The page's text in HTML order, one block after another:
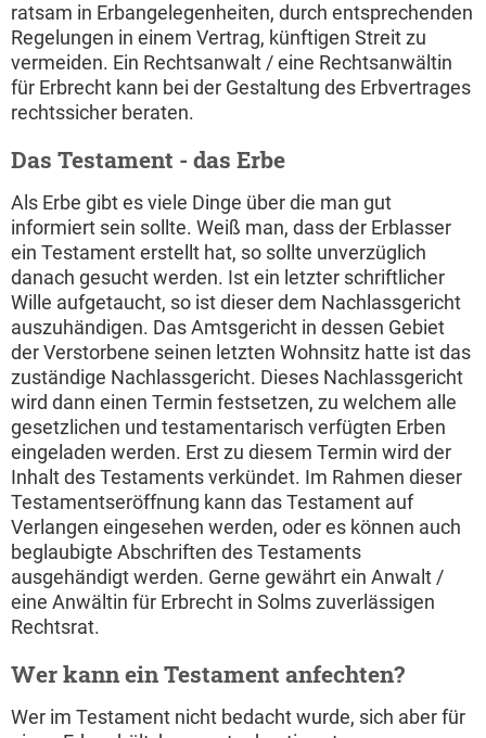
ratsam in Erbangelegenheiten, durch entsprechenden
Regelungen in einem Vertrag, künftigen Streit zu
vermeiden. Ein Rechtsanwalt / eine Rechtsanwältin
für Erbrecht kann bei der Gestaltung des Erbvertrages
rechtssicher beraten.
Das Testament - das Erbe
Als Erbe gibt es viele Dinge über die man gut
informiert sein sollte. Weiß man, dass der Erblasser
ein Testament erstellt hat, so sollte unverzüglich
danach gesucht werden. Ist ein letzter schriftlicher
Wille aufgetaucht, so ist dieser dem Nachlassgericht
auszuhändigen. Das Amtsgericht in dessen Gebiet
der Verstorbene seinen letzten Wohnsitz hatte ist das
zuständige Nachlassgericht. Dieses Nachlassgericht
wird dann einen Termin festsetzen, zu welchem alle
gesetzlichen und testamentarisch verfügten Erben
eingeladen werden. Erst zu diesem Termin wird der
Inhalt des Testaments verkündet. Im Rahmen dieser
Testamentseröffnung kann das Testament auf
Verlangen eingesehen werden, oder es können auch
beglaubigte Abschriften des Testaments
ausgehändigt werden. Gerne gewährt ein Anwalt /
eine Anwältin für Erbrecht in Solms zuverlässigen
Rechtsrat.
Wer kann ein Testament anfechten?
Wer im Testament nicht bedacht wurde, sich aber für